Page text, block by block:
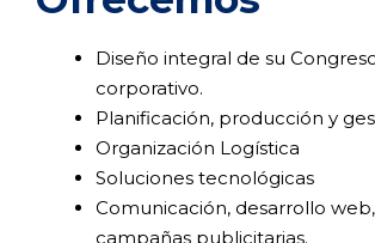
Diseño integral de su
corporativo.​
Planificación, producción y
Organización Logística​
Soluciones tecnológicas
Comunicación, desarrollo
campañas publicitarias. ​